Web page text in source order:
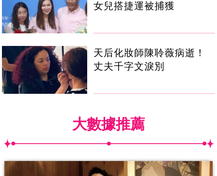
女兒搭捷運被捕獲
天后化妝師陳聆薇病逝！
丈夫千字文淚別
大數據推薦